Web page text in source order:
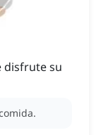
disfrute su